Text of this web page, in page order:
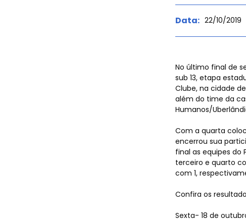
e
Agenda
Data: 22/10/2019
No último final de
sub 13, etapa
Clube, na cidade
além do time da
Humanos/
Com a quarta
encerrou sua
final as equipes do
terceiro e quarto
com 1,
Confira os
Sexta- 18 de